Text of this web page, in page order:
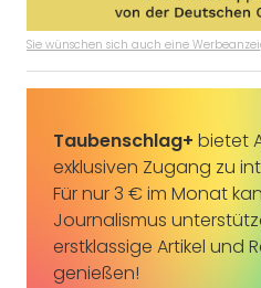
Sie wünschen sich auch eine
Taubenschlag+ bietet
exklusiven Zugang zu
Für nur 3 € im Monat
Journalismus
erstklassige Artikel und
genießen!